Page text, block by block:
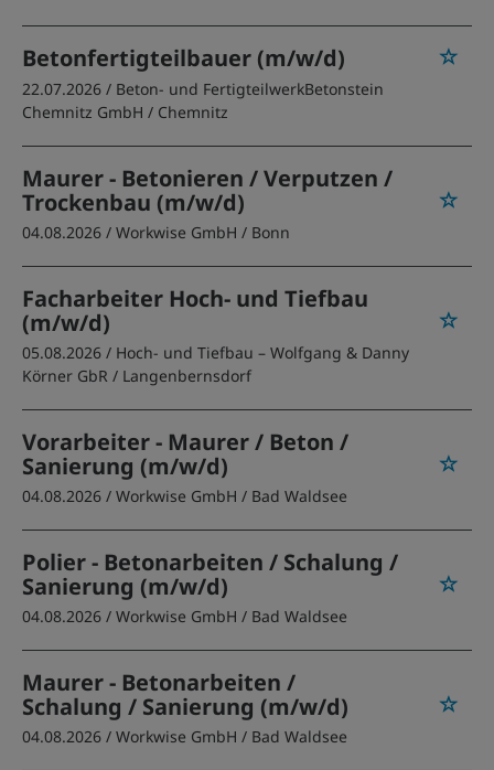
Betonfertigteilbauer (m/w/d)
22.07.2026 / Beton- und FertigteilwerkBetonstein
Chemnitz GmbH / Chemnitz
Maurer - Betonieren / Verputzen /
Trockenbau (m/w/d)
04.08.2026 / Workwise GmbH / Bonn
Facharbeiter Hoch- und Tiefbau
(m/w/d)
05.08.2026 / Hoch- und Tiefbau – Wolfgang & Danny
Körner GbR / Langenbernsdorf
Vorarbeiter - Maurer / Beton /
Sanierung (m/w/d)
04.08.2026 / Workwise GmbH / Bad Waldsee
Polier - Betonarbeiten / Schalung /
Sanierung (m/w/d)
04.08.2026 / Workwise GmbH / Bad Waldsee
Maurer - Betonarbeiten /
Schalung / Sanierung (m/w/d)
04.08.2026 / Workwise GmbH / Bad Waldsee